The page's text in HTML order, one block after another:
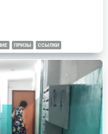
ПРИЗЫ ССЫЛКИ